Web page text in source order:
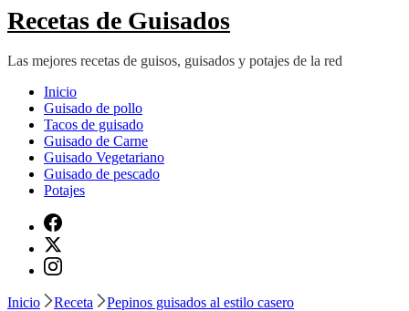
Recetas de Guisados
Las mejores recetas de guisos, guisados y potajes de la red
Inicio
Guisado de pollo
Tacos de guisado
Guisado de Carne
Guisado Vegetariano
Guisado de pescado
Potajes
Inicio Receta Pepinos guisados al estilo casero